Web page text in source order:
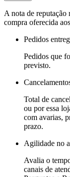
A nota de reputação
compra oferecida
Pedidos
Pedidos que
previsto.
Total de
ou por essa
com avarias,
prazo.
Agilidade no
Avalia o
canais de